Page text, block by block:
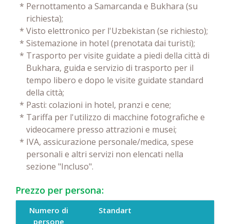
* Pernottamento a Samarcanda e Bukhara (su
richiesta);
* Visto elettronico per l'Uzbekistan (se richiesto);
* Sistemazione in hotel (prenotata dai turisti);
* Trasporto per visite guidate a piedi della città di
Bukhara, guida e servizio di trasporto per il
tempo libero e dopo le visite guidate standard
della città;
* Pasti: colazioni in hotel, pranzi e cene;
* Tariffa per l'utilizzo di macchine fotografiche e
videocamere presso attrazioni e musei;
* IVA, assicurazione personale/medica, spese
personali e altri servizi non elencati nella
sezione "Incluso".
Prezzo per persona:
Numero di
persone
Standart